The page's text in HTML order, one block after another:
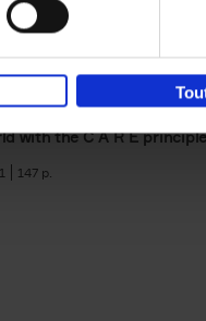
Care?
with the C A R E
147